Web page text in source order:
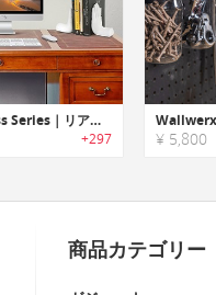
Desktop Madness Series｜リアルな手モチーフのデスクアクセサリー「ハンド」シリーズ
+297 ¥ 5,800
商品カテゴリー